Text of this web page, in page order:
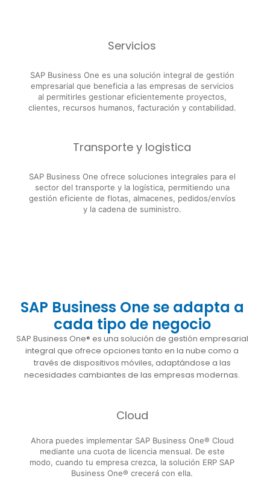
Servicios
SAP Business One es una solución integral de gestión
empresarial que beneficia a las empresas de servicios
al permitirles gestionar eficientemente proyectos,
clientes, recursos humanos, facturación y contabilidad.
Transporte y logistica
SAP Business One ofrece soluciones integrales para el
sector del transporte y la logística, permitiendo una
gestión eficiente de flotas, almacenes, pedidos/envíos
y la cadena de suministro.
SAP Business One se adapta a
cada tipo de negocio
SAP Business One® es una solución de gestión empresarial
integral que ofrece opciones tanto en la nube como a
través de dispositivos móviles, adaptándose a las
necesidades cambiantes de las empresas modernas.
Cloud
Ahora puedes implementar SAP Business One® Cloud
mediante una cuota de licencia mensual. De este
modo, cuando tu empresa crezca, la solución ERP SAP
Business One® crecerá con ella.